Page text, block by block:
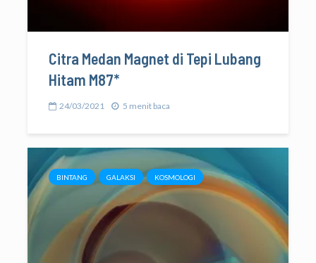
Citra Medan Magnet di Tepi Lubang
Hitam M87*
24/03/2021 5 menit baca
BINTANG GALAKSI KOSMOLOGI